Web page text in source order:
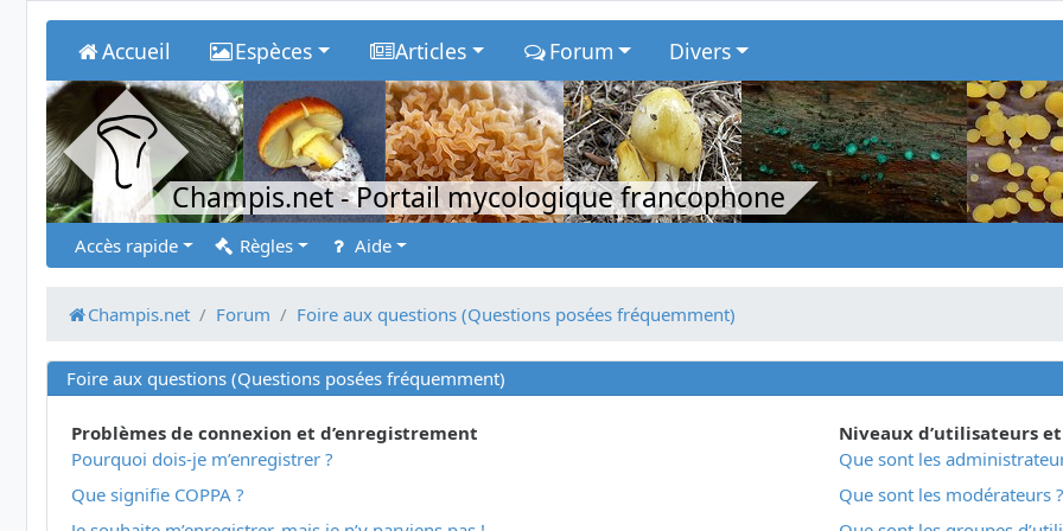
Accueil Espèces Articles Forum Divers
Champis.net- Portail mycologique francophone
Accès rapide Règles Aide
Champis.net Forum Foire aux questions (Questions posées fréquemment)
Foire aux questions (Questions posées fréquemment)
Problèmes de connexion et d’enregistrement
Pourquoi dois-je m’enregistrer ?
Que signifie COPPA ?
Niveaux d’utilisateurs
Que sont les
Que sont les modérateurs ?